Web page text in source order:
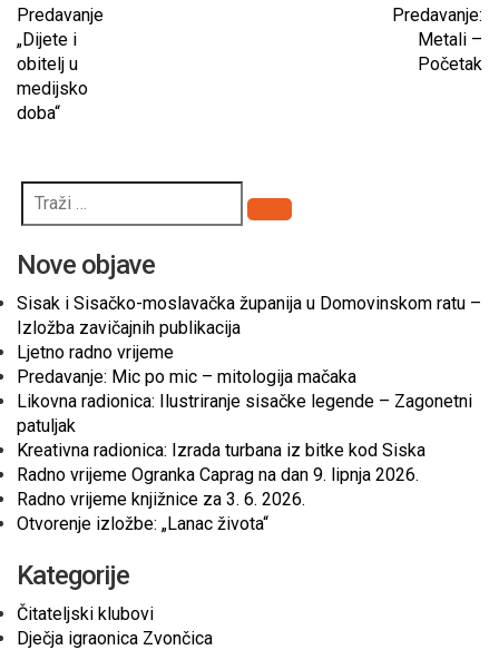
Predavanje
„Dijete i
obitelj u
medijsko
doba“
Predavanje:
Metali –
Početak
Pretraži
Nove objave
Sisak i Sisačko-moslavačka županija u Domovinskom ratu –
Izložba zavičajnih publikacija
Ljetno radno vrijeme
Predavanje: Mic po mic – mitologija mačaka
Likovna radionica: Ilustriranje sisačke legende – Zagonetni
patuljak
Kreativna radionica: Izrada turbana iz bitke kod Siska
Radno vrijeme Ogranka Caprag na dan 9. lipnja 2026.
Radno vrijeme knjižnice za 3. 6. 2026.
Otvorenje izložbe: „Lanac života“
Kategorije
Čitateljski klubovi
Dječja igraonica Zvončica